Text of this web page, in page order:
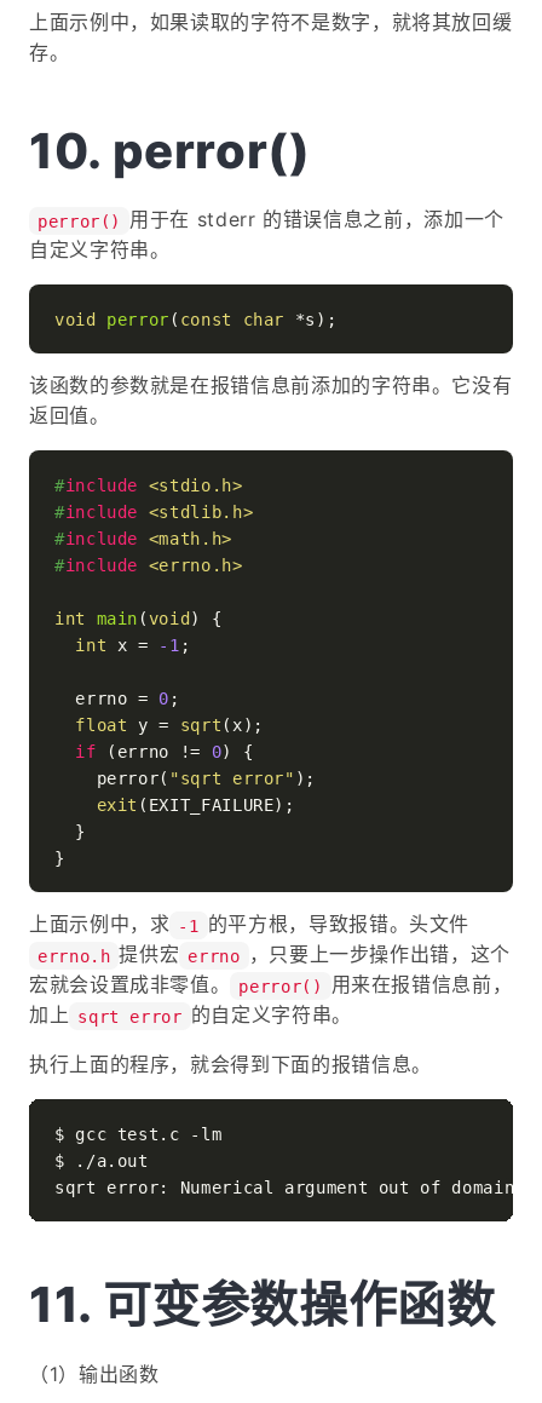
上面示例中，如果读取的字符不是数字，就将其放回缓
存。
perror()
perror()
用于在 stderr 的错误信息之前，添加一个
自定义字符串。
void perror ( const char *s)
该函数的参数就是在报错信息前添加的字符串。它没有
返回值。
#include
<stdio.h>
#include
<stdlib.h>
#include
<math.h>
#include <errno.h>
int main (void )
{
int x = -1 ;
  errno =
0 ;
float y = sqrt (x);
if (errno != 0) {
    perror(
"sqrt error" );
exit (EXIT_FAILURE);
  }
上面示例中，求 -1 的平方根，导致报错。头文件
errno.h 提供宏 errno
，只要上一步操作出错，这个
宏就会设置成非零值。
perror()
用来在报错信息前，
加上 sqrt error 的自定义字符串。
执行上面的程序，就会得到下面的报错信息。
$ gcc test.c -lm
$ ./a.out
可变参数操作函数
（1）输出函数